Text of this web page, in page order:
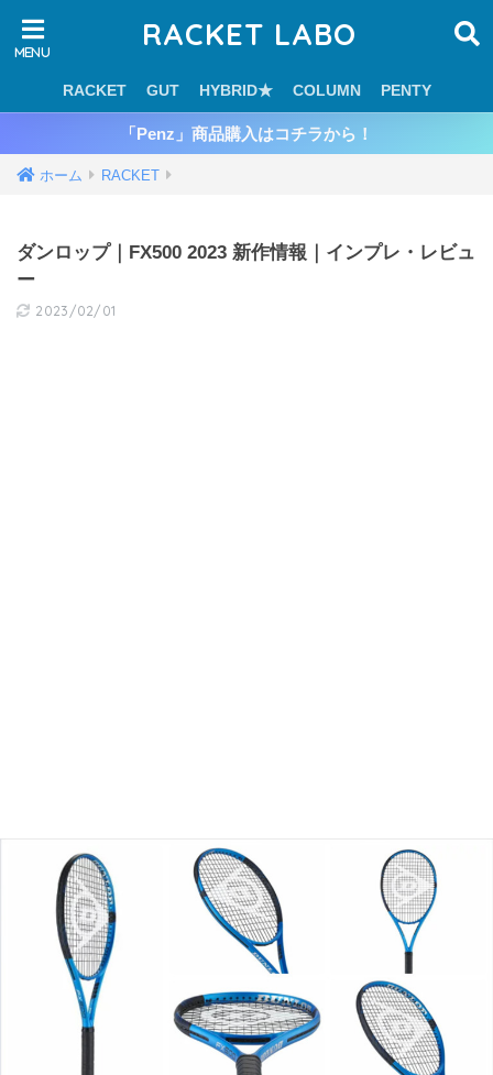
RACKET LABO
RACKET GUT HYBRID★ COLUMN PENTY
「Penz」商品購入はコチラから！
ホーム RACKET
ダンロップ｜FX500 2023 新作情報｜インプレ・レビュ
ー
2023/02/01